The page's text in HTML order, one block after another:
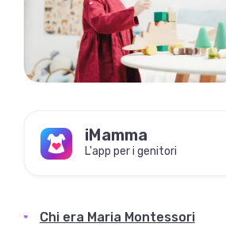
iMamma
L'app per i genitori
Chi era Maria Montessori